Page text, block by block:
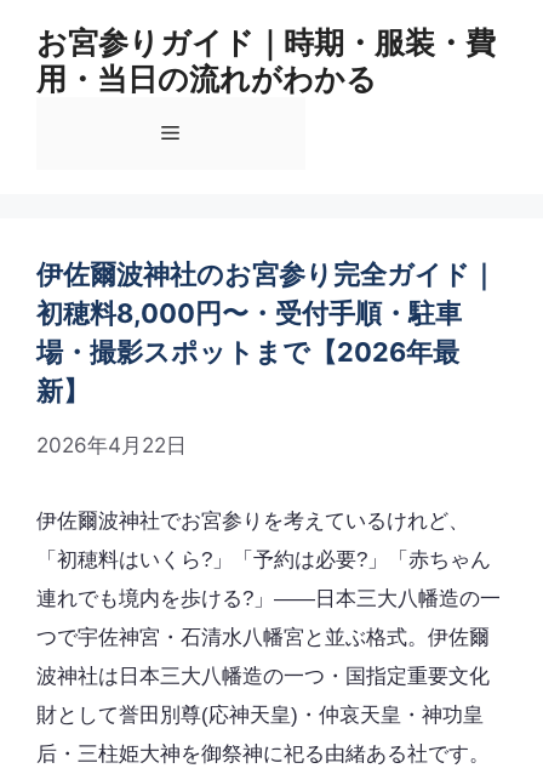
お宮参りガイド｜時期・服装・費
用・当日の流れがわかる
メ
ュ
ー
伊佐爾波神社のお宮参り完全ガイド｜
初穂料8,000円〜・受付手順・駐車
場・撮影スポットまで【2026年最
新】
2026年4月22日
伊佐爾波神社でお宮参りを考えているけれど、
「初穂料はいくら?」「予約は必要?」「赤ちゃん
連れでも境内を歩ける?」――日本三大八幡造の一
つで宇佐神宮・石清水八幡宮と並ぶ格式。伊佐爾
波神社は日本三大八幡造の一つ・国指定重要文化
財として誉田別尊(応神天皇)・仲哀天皇・神功皇
后・三柱姫大神を御祭神に祀る由緒ある社です。